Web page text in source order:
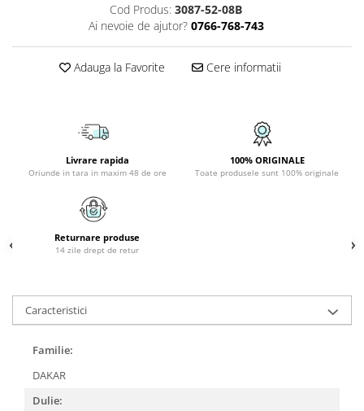
PLAFONIERE COPII
SPOTURI APLICATE
LAMPI BAIE
VEIOZA VINTAGE
Cod Produs: 3087-52-08B
Ai nevoie de ajutor? 0766-768-743
Adauga la Favorite Cere informatii
Livrare rapida
Oriunde in tara in maxim 48 de ore
100% ORIGINALE
Toate produsele sunt 100% originale
Returnare produse
14 zile drept de retur
Caracteristici
Familie:
DAKAR
Dulie: